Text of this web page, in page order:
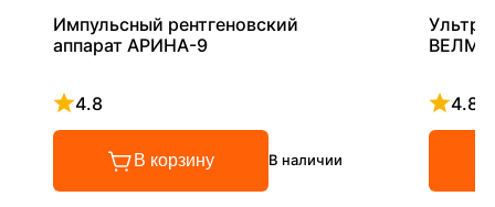
Импульсный рентгеновский
аппарат АРИНА-9
4.8
Рейтинг 4.8 из 5
В корзину В наличии
4.8